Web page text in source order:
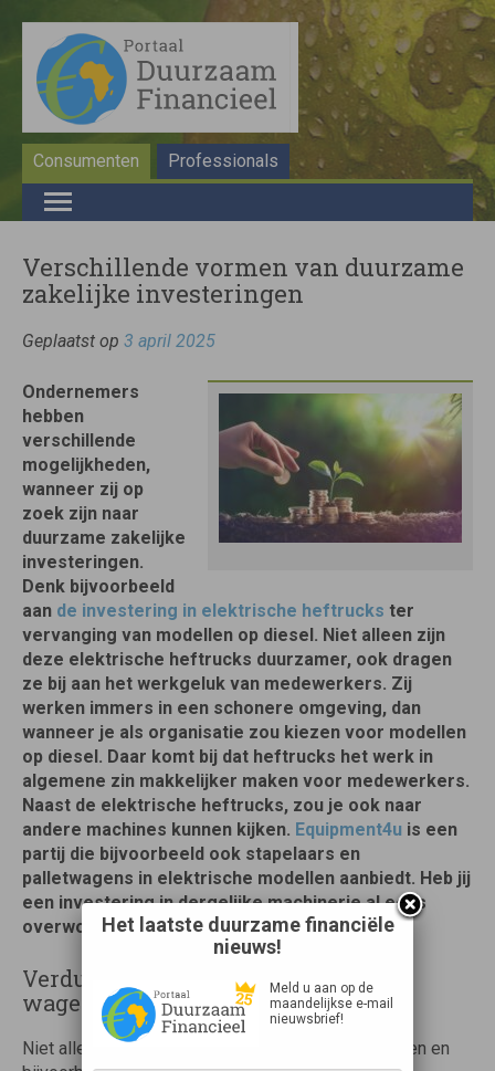
Consumenten Professionals
Verschillende vormen van duurzame
zakelijke investeringen
Geplaatst op 3 april 2025
Ondernemers
hebben
verschillende
mogelijkheden,
wanneer zij op
zoek zijn naar
duurzame zakelijke
investeringen.
Denk bijvoorbeeld
aan de investering in elektrische heftrucks ter
vervanging van modellen op diesel. Niet alleen zijn
deze elektrische heftrucks duurzamer, ook dragen
ze bij aan het werkgeluk van medewerkers. Zij
werken immers in een schonere omgeving, dan
wanneer je als organisatie zou kiezen voor modellen
op diesel. Daar komt bij dat heftrucks het werk in
algemene zin makkelijker maken voor medewerkers.
Naast de elektrische heftrucks, zou je ook naar
andere machines kunnen kijken. Equipment4u is een
partij die bijvoorbeeld ook stapelaars en
palletwagens in elektrische modellen aanbiedt. Heb jij
een investering in dergelijke machinerie al eens
overwogen?
Verduurzaming van het zakelijke
wagenpark
Niet alleen de machinerie binnen grote werkplaatsen en
Het laatste duurzame financiële
nieuws!
Meld u aan op de
maandelijkse e-mail
nieuwsbrief!